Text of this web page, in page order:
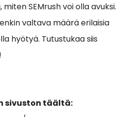
SEMrush voi olla avuksi.
valtava määrä erilaisia
hyötyä. Tutustukaa siis
sivuston täältä: